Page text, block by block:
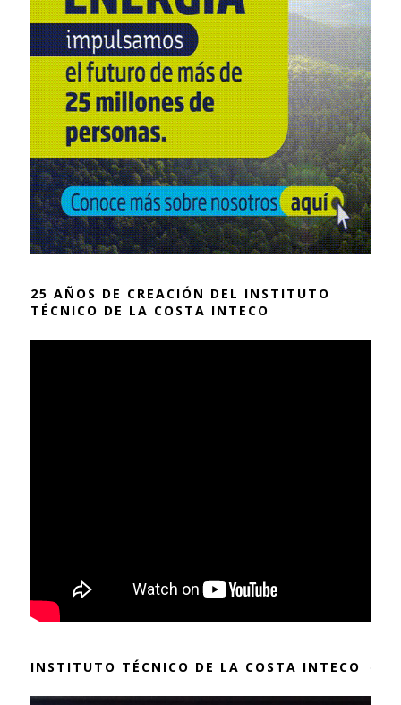
25 AÑOS DE CREACIÓN DEL INSTITUTO
TÉCNICO DE LA COSTA INTECO
INSTITUTO TÉCNICO DE LA COSTA INTECO